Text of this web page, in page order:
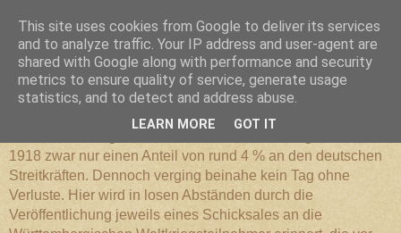
Württembergischer
Weltkriegs-Blog
1918 zwar nur einen Anteil von rund 4 % an den deutschen
Streitkräften. Dennoch verging beinahe kein Tag ohne
Verluste. Hier wird in losen Abständen durch die
Veröffentlichung jeweils eines Schicksales an die
This site uses cookies from Google to deliver its services
and to analyze traffic. Your IP address and user-agent are
shared with Google along with performance and security
metrics to ensure quality of service, generate usage
statistics, and to detect and address abuse.
LEARN MORE GOT IT